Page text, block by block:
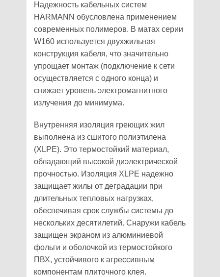
Надежность кабельных систем
HARMANN обусловлена применением
современных полимеров. В матах серии
W160 используется двухжильная
конструкция кабеля, что значительно
упрощает монтаж (подключение к сети
осуществляется с одного конца) и
снижает уровень электромагнитного
излучения до минимума.
Внутренняя изоляция греющих жил
выполнена из сшитого полиэтилена
(XLPE). Это термостойкий материал,
обладающий высокой диэлектрической
прочностью. Изоляция XLPE надежно
защищает жилы от деградации при
длительных тепловых нагрузках,
обеспечивая срок службы системы до
нескольких десятилетий. Снаружи кабель
защищен экраном из алюминиевой
фольги и оболочкой из термостойкого
ПВХ, устойчивого к агрессивным
компонентам плиточного клея.